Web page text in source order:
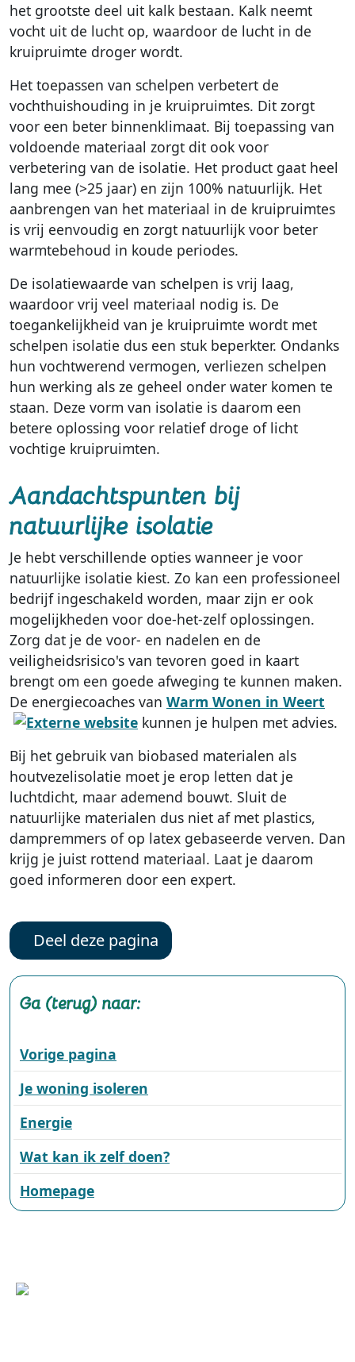
Ga (terug) naar:
Vorige pagina
Je woning isoleren
Energie
Wat kan ik zelf doen?
Homepage
het grootste deel uit kalk bestaan. Kalk neemt
vocht uit de lucht op, waardoor de lucht in de
kruipruimte droger wordt.
Het toepassen van schelpen verbetert de
vochthuishouding in je kruipruimtes. Dit zorgt
voor een beter binnenklimaat. Bij toepassing van
voldoende materiaal zorgt dit ook voor
verbetering van de isolatie. Het product gaat heel
lang mee (>25 jaar) en zijn 100% natuurlijk. Het
aanbrengen van het materiaal in de kruipruimtes
is vrij eenvoudig en zorgt natuurlijk voor beter
warmtebehoud in koude periodes.
De isolatiewaarde van schelpen is vrij laag,
waardoor vrij veel materiaal nodig is. De
toegankelijkheid van je kruipruimte wordt met
schelpen isolatie dus een stuk beperkter. Ondanks
hun vochtwerend vermogen, verliezen schelpen
hun werking als ze geheel onder water komen te
staan. Deze vorm van isolatie is daarom een
betere oplossing voor relatief droge of licht
vochtige kruipruimten.
Aandachtspunten bij
natuurlijke isolatie
Je hebt verschillende opties wanneer je voor
natuurlijke isolatie kiest. Zo kan een professioneel
bedrijf ingeschakeld worden, maar zijn er ook
mogelijkheden voor doe-het-zelf oplossingen.
Zorg dat je de voor- en nadelen en de
veiligheidsrisico's van tevoren goed in kaart
brengt om een goede afweging te kunnen maken.
De energiecoaches van Warm Wonen in Weert
kunnen je hulpen met advies.
Bij het gebruik van biobased materialen als
houtvezelisolatie moet je erop letten dat je
luchtdicht, maar ademend bouwt. Sluit de
natuurlijke materialen dus niet af met plastics,
dampremmers of op latex gebaseerde verven. Dan
krijg je juist rottend materiaal. Laat je daarom
goed informeren door een expert.
Deel deze pagina